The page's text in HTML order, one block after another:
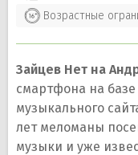
Возрастные
Зайцев Нет на
смартфона на
музыкального
лет меломаны
музыки и уже